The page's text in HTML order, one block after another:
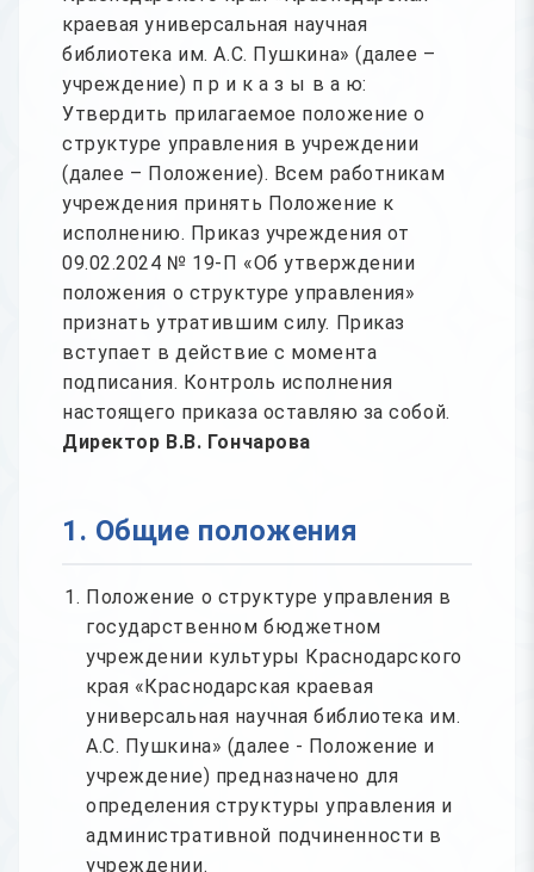
краевая универсальная научная
библиотека им. А.С. Пушкина» (далее –
учреждение) п р и к а з ы в а ю:
Утвердить прилагаемое положение о
структуре управления в учреждении
(далее – Положение). Всем работникам
учреждения принять Положение к
исполнению. Приказ учреждения от
09.02.2024 № 19-П «Об утверждении
положения о структуре управления»
признать утратившим силу. Приказ
вступает в действие с момента
подписания. Контроль исполнения
настоящего приказа оставляю за собой.
Директор В.В. Гончарова
1. Общие положения
Положение о структуре управления в
государственном бюджетном
учреждении культуры Краснодарского
края «Краснодарская краевая
универсальная научная библиотека им.
А.С. Пушкина» (далее - Положение и
учреждение) предназначено для
определения структуры управления и
административной подчиненности в
учреждении.